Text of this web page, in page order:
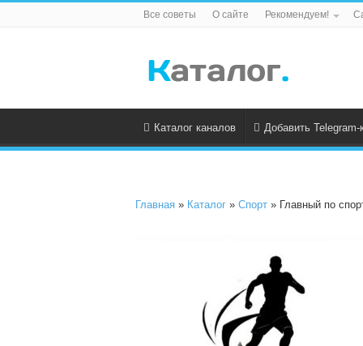
Все советы О сайте Рекомендуем!
Каталог каналов Добавить Telegram-
Главная » Каталог » Спорт » Главный по